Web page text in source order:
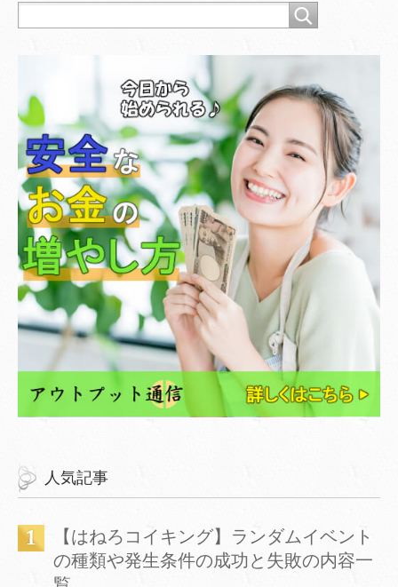
人気記事
【はねろコイキング】ランダムイベント
の種類や発生条件の成功と失敗の内容一